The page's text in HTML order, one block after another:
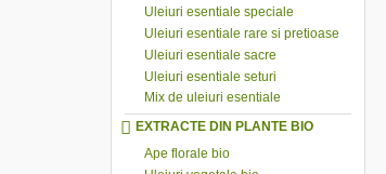
Uleiuri esentiale speciale
Uleiuri esentiale rare si pretioase
Uleiuri esentiale sacre
Uleiuri esentiale seturi
Mix de uleiuri esentiale
EXTRACTE DIN PLANTE BIO
Ape florale bio